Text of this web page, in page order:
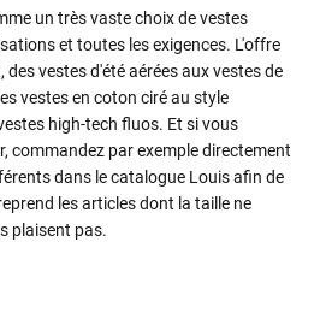
un très vaste choix de vestes
et toutes les exigences. L'offre
vestes d'été aérées aux vestes de
vestes en coton ciré au style
high-tech fluos. Et si vous
commandez par exemple directement
dans le catalogue Louis afin de
les articles dont la taille ne
plaisent pas.